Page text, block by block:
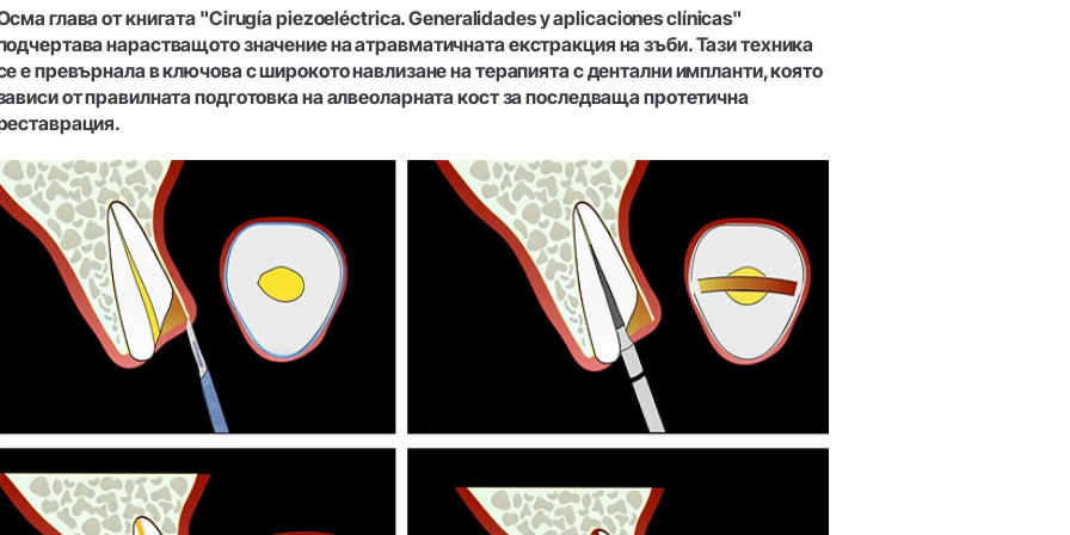
Преглед на системата
Преглед на системата
W&H AIMS
W&H AIMS
Регистрация на продукти
глава от книгата "Cirugía piezoeléctrica. Generalidades y aplicaciones clínicas"
нарастващото значение на атравматичната екстракция на зъби. Тази техника
е превърнала в ключова с широкото навлизане на терапията с дентални импланти, която
от правилната подготовка на алвеоларната кост за последваща протетична